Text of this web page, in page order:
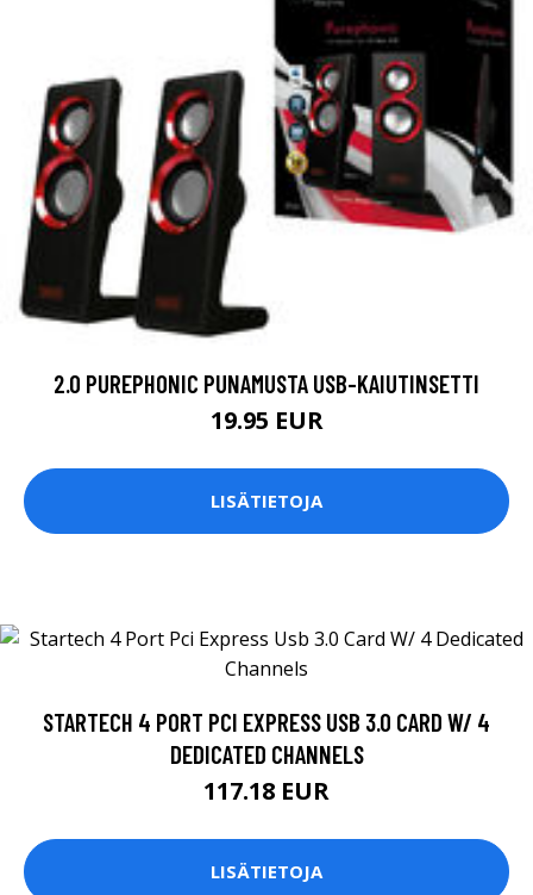
2.0 PUREPHONIC PUNAMUSTA USB-KAIUTINSETTI
19.95 EUR
LISÄTIETOJA
STARTECH 4 PORT PCI EXPRESS USB 3.0 CARD W/ 4
DEDICATED CHANNELS
117.18 EUR
LISÄTIETOJA